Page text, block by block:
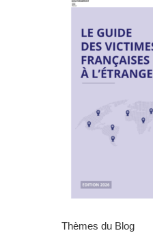
Thèmes du Blog